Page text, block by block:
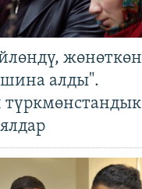
жөнөткөн
алды".
түркмөнстандык